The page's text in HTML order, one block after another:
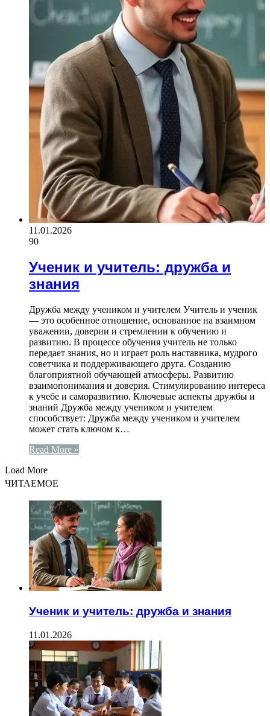
11.01.2026
90
Ученик и учитель: дружба и
знания
Дружба между учеником и учителем Учитель и ученик
— это особенное отношение, основанное на взаимном
уважении, доверии и стремлении к обучению и
развитию. В процессе обучения учитель не только
передает знания, но и играет роль наставника, мудрого
советчика и поддерживающего друга. Созданию
благоприятной обучающей атмосферы. Развитию
взаимопонимания и доверия. Стимулированию интереса
к учебе и саморазвитию. Ключевые аспекты дружбы и
знаний Дружба между учеником и учителем
способствует: Дружба между учеником и учителем
может стать ключом к…
Read More »
Load More
ЧИТАЕМОЕ
Ученик и учитель: дружба и знания
11.01.2026